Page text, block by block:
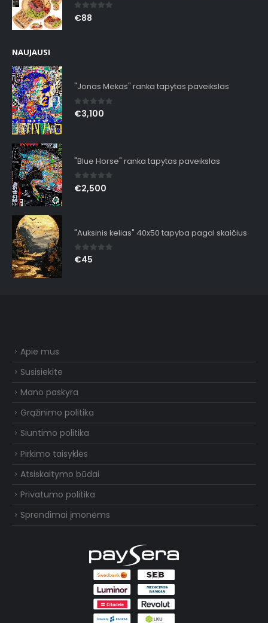
0out of 5
€88
NAUJAUSI
"Jonas Mekas" ranka tapytas paveikslas
0out of 5
€3,100
"Blue Horse" ranka tapytas paveikslas
0out of 5
€2,500
"Auksinis kelias" 40x50 tapyba pagal skaičius
0out of 5
€45
Apie mus
Susisiekite
Mano paskyra
Grąžinimo politika
Siuntimo politika
Pirkimo taisyklės
Atsiskaitymo būdai
Privatumo politika
Sprendimai įmonėms